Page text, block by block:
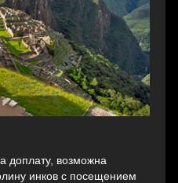
доплату, возможна
инков с посещением